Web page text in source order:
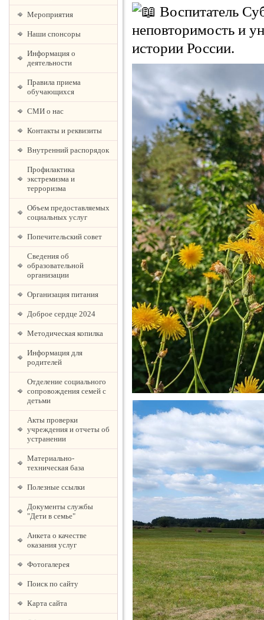
Мероприятия
Наши спонсоры
Информация о
деятельности
Правила приема
обучающихся
СМИ о нас
Контакты и реквизиты
Внутренний распорядок
Профилактика
экстремизма и
терроризма
Объем предоставляемых
социальных услуг
Попечительский совет
Сведения об
образовательной
организации
Организация питания
Доброе сердце 2024
Методическая копилка
Информация для
родителей
Отделение социального
сопровождения семей с
детьми
Акты проверки
учреждения и отчеты об
устранении
Материально-
техническая база
Полезные ссылки
Документы службы
"Дети в семье"
Анкета о качестве
оказания услуг
Фотогалерея
Поиск по сайту
Карта сайта
Воспитатель
неповторимость и
истории России.